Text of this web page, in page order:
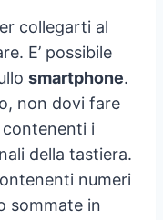
collegarti al
E’ possibile
smartphone.
non dovi fare
contenenti i
della tastiera.
numeri
sommate in